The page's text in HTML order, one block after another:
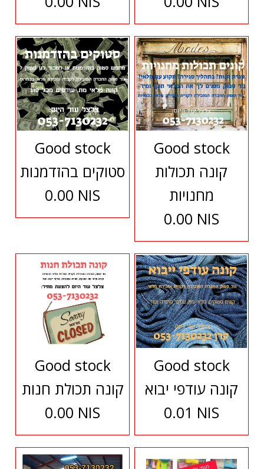
Good stock
סטוקים בהזדמנות
0.00 NIS
Good stock
קונה תכולות
מחנויות
0.00 NIS
Good stock
קונה תכולת חנות
0.00 NIS
Good stock
קונה עודפי יבוא
0.01 NIS